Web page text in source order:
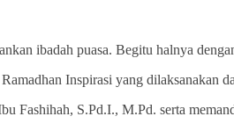
ibadah puasa. Begitu halnya
Inspirasi yang dilaksanakan
Fashihah, S.Pd.I., M.Pd. serta